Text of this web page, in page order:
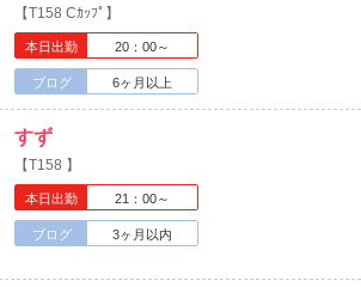
【T158 Cｶｯﾌﾟ】
本日出勤 20：00～
ブログ 6ヶ月以上
すず
【T158 】
本日出勤 21：00～
ブログ 3ヶ月以内